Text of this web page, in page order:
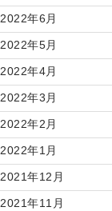
2022年6月
2022年5月
2022年4月
2022年3月
2022年2月
2022年1月
2021年12月
2021年11月